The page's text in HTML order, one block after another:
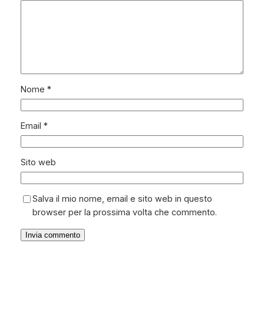
Nome *
Email *
Sito web
Salva il mio nome, email e sito web in questo
browser per la prossima volta che commento.